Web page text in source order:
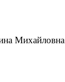
Михайловна